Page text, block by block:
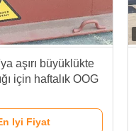
aşırı büyüklükte
için haftalık OOG
Iyi Fiyat